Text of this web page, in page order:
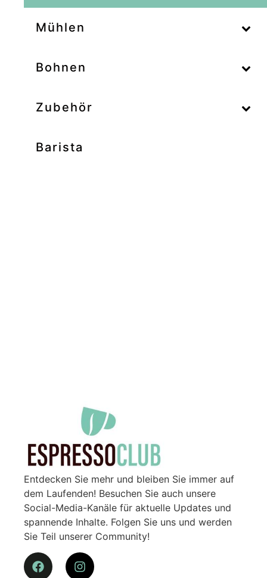
Mühlen
–
Bohnen
–
Zubehör
Barista
Entdecken Sie mehr und bleiben Sie immer auf
dem Laufenden! Besuchen Sie auch unsere
Social-Media-Kanäle für aktuelle Updates und
spannende Inhalte. Folgen Sie uns und werden
Sie Teil unserer Community!